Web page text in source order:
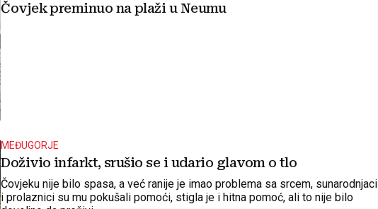
Čovjek preminuo na plaži u Neumu
MEĐUGORJE
Doživio infarkt, srušio se i udario glavom o tlo
Čovjeku nije bilo spasa, a već ranije je imao problema sa srcem, sunarodnjaci
i prolaznici su mu pokušali pomoći, stigla je i hitna pomoć, ali to nije bilo